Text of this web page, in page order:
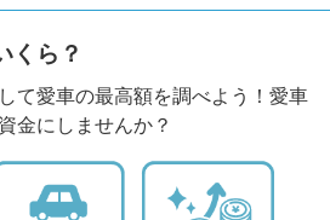
くら？
て愛車の最高額を調べよう！愛車
金にしませんか？